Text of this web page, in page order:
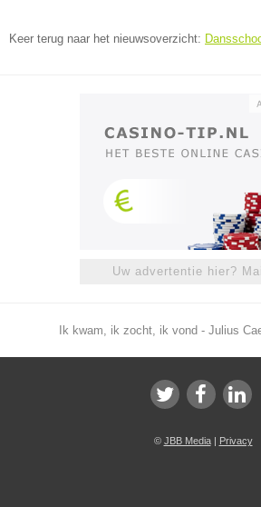
Keer terug naar het nieuwsoverzicht:
Uw advertentie hier?
Ik kwam, ik zocht, ik vond - Julius
© JBB Media| Privacy